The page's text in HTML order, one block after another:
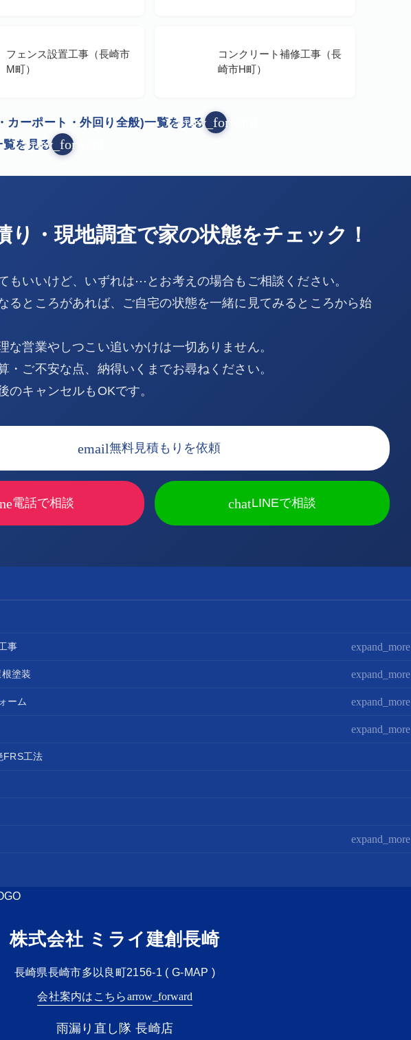
フェンス設置工事（長崎市
M町）
コンクリート補修工事（長
崎市H町）
arrow_forward
カーポート・外回り全般)一覧を見る
arrow_forward
覧を見る
り・現地調査で家の状態をチェック！
もいいけど、いずれは⋯とお考えの場合もご相談ください。
るところがあれば、ご自宅の状態を一緒に見てみるところから始
な営業やしつこい追いかけは一切ありません。
・ご不安な点、納得いくまでお尋ねください。
のキャンセルもOKです。
email無料見積もりを依頼
電話で相談 chatLINEで相談
事 expand_more
塗装 expand_more
ーム expand_more
expand_more
FRS工法
expand_more
株式会社 ミライ建創長崎
長崎県長崎市多以良町2156-1 ( G-MAP )
会社案内はこちらarrow_forward
雨漏り直し隊 長崎店